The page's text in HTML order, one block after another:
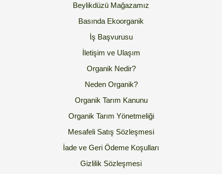
Beylikdüzü Mağazamız
Basında Ekoorganik
İş Başvurusu
İletişim ve Ulaşım
Organik Nedir?
Neden Organik?
Organik Tarım Kanunu
Organik Tarım Yönetmeliği
Mesafeli Satış Sözleşmesi
İade ve Geri Ödeme Koşulları
Gizlilik Sözleşmesi